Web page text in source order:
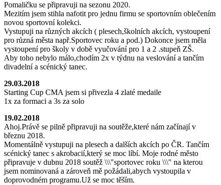
Pomaličku se připravuji na sezonu 2020.
Mezitím jsem stihla nafotit pro jednu firmu se sportovním oblečením
novou sportovní kolekci.
Vystupuji na různých akcích ( plesech,školních akcích, vystoupení
pro různá města např.Sportovec roku a pod.) Dokonce jsem měla
vystoupení pro školy v době vyučování pro 1 a 2 .stupeň ZŠ.
Aby toho nebylo málo,chodím 2x v týdnu na veslování a tančím
divadelní a scénický tanec.
29.03.2018
Starting Cup CMA jsem si přivezla 4 zlaté medaile
1x za formaci a 3s za solo
19.02.2018
Ahoj.Právě se pilně připravuji na soutěže,které nám začínají v
březnu 2018.
Momentálně vystupuji na plesech a dalších akcích po ČR. Tančím
scénický tanec s akrobacií,který se moc líbí. Moje rodné město
připravuje v dubnu 2018 soutěž \\\"sportovec roku \\\" na kterou
jsem nominovaná a zároveň mě požádali,abych vystoupila v
doprovodném programu.Už se moc těším.